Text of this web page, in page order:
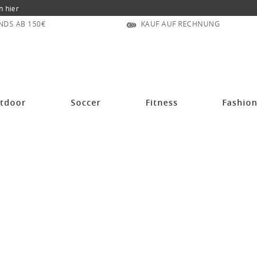
hier
AB 150€
KAUF AUF RECHNUNG
Soccer Fitness